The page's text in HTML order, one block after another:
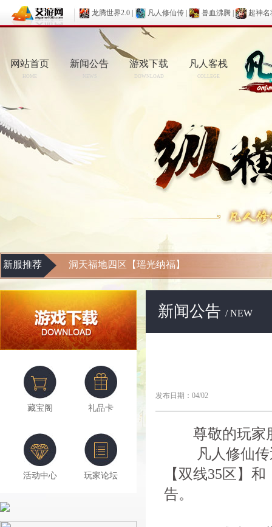
龙腾世界2.0 凡人修仙传 兽血沸腾 超神名
网站首页
HOME
新闻公告
NEWS
游戏下载
DOWNLOAD
凡人客栈
COLLEGE
新服推荐 洞天福地四区【瑶光纳福】
藏宝阁 礼品卡
活动中心 玩家论坛
新闻公告 / NEW
发布日期：04/02
尊敬的玩家
凡人修仙传近
【双线35区】
告。